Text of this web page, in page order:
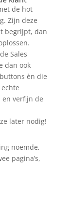
de hot
Zijn deze
begrijpt, dan
Sales
dan ook
èn die
en verfijn de
later nodig!
noemde,
pagina’s,